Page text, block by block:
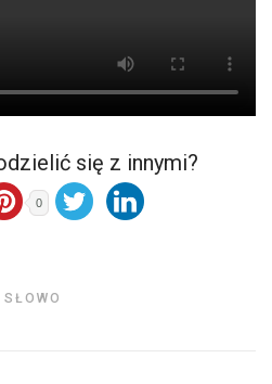
się z innymi?
0